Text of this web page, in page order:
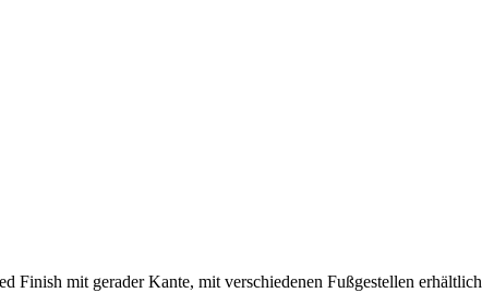
Finish mit gerader Kante, mit verschiedenen Fußgestellen erhältlich